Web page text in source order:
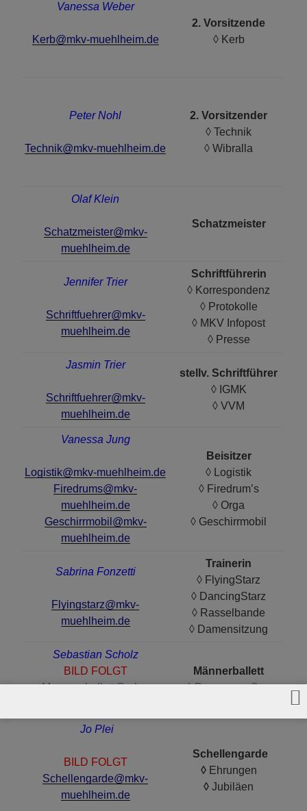
Vanessa Weber
Kerb@mkv-muehlheim.de
2. Vorsitzende
◊ Kerb
Peter Nohl
Technik@mkv-muehlheim.de
2. Vorsitzender
◊ Technik
◊ Wibralla
Olaf Klein
Schatzmeister@mkv-
muehlheim.de
Schatzmeister
Jennifer Trier
Schriftfuehrer@mkv-
muehlheim.de
Schriftführerin
◊ Korrespondenz
◊ Protokolle
◊ MKV Infopost
◊ Presse
Jasmin Trier
Schriftfuehrer@mkv-
muehlheim.de
stellv. Schriftführer
◊ IGMK
◊ VVM
Vanessa Jung
Logistik@mkv-muehlheim.de
Firedrums@mkv-
muehlheim.de
Geschirrmobil@mkv-
muehlheim.de
Beisitzer
◊ Logistik
◊ Firedrum’s
◊ Orga
◊ Geschirrmobil
Sabrina Fonzetti
Flyingstarz@mkv-
muehlheim.de
Trainerin
◊ FlyingStarz
◊ DancingStarz
◊ Rasselbande
◊ Damensitzung
Sebastian Scholz
BILD FOLGT
Maennerballett@mkv-
Männerballett
◊ Possmann-Cup
Jo Plei
BILD FOLGT
Schellengarde@mkv-
muehlheim.de
Schellengarde
◊ Ehrungen
◊ Jubiläen